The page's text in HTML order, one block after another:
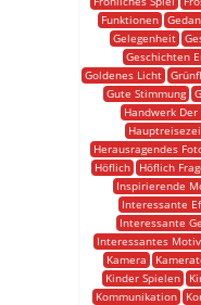
Funktionen
Gelegenheit
Geschichten
Goldenes Licht
Gute Stimmung
Handwerk Der
Herausragendes
Höflich
Höflich
Inspirierende
Interessante
Interessante
Interessantes Motiv
Kamera
Kinder Spielen
Kommunikation